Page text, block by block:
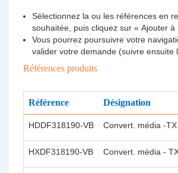
Sélectionnez la ou les références en
souhaitée, puis cliquez sur « Ajouter à
Vous pourrez poursuivre votre
valider votre demande (suivre ensuite
Références produits
Référence Désignation
HDDF318190-VB Convert. média -
HXDF318190-VB Convert. média -